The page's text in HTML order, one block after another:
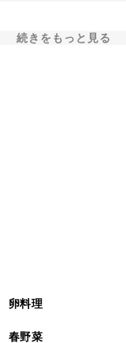
続きをもっと見る
卵料理
春野菜